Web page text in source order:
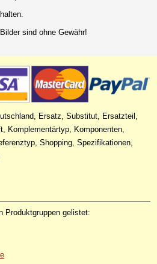
sind ohne Gewähr!
Ersatz, Substitut, Ersatzteil,
Komplementärtyp, Komponenten,
Shopping, Spezifikationen,
Produktgruppen gelistet: